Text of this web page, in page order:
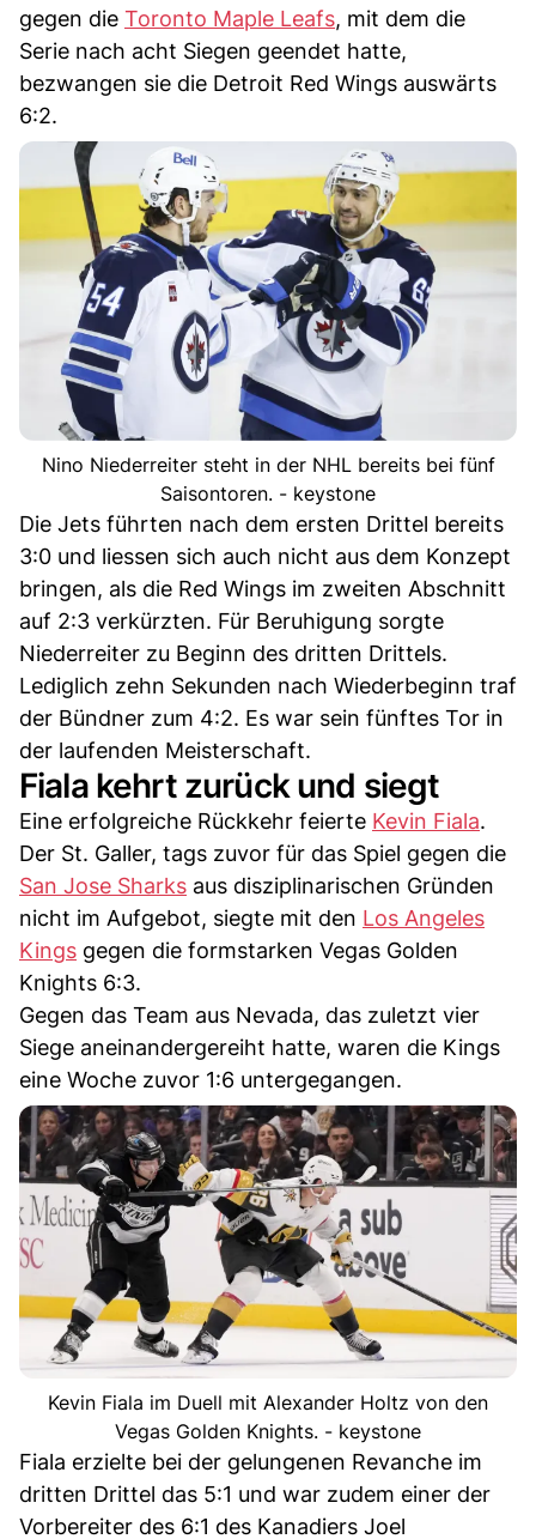
gegen die Toronto Maple Leafs, mit dem die
Serie nach acht Siegen geendet hatte,
bezwangen sie die Detroit Red Wings auswärts
6:2.
Nino Niederreiter steht in der NHL bereits bei fünf
Saisontoren. - keystone
Die Jets führten nach dem ersten Drittel bereits
3:0 und liessen sich auch nicht aus dem Konzept
bringen, als die Red Wings im zweiten Abschnitt
auf 2:3 verkürzten. Für Beruhigung sorgte
Niederreiter zu Beginn des dritten Drittels.
Lediglich zehn Sekunden nach Wiederbeginn traf
der Bündner zum 4:2. Es war sein fünftes Tor in
der laufenden Meisterschaft.
Fiala kehrt zurück und siegt
Eine erfolgreiche Rückkehr feierte Kevin Fiala.
Der St. Galler, tags zuvor für das Spiel gegen die
San Jose Sharks aus disziplinarischen Gründen
nicht im Aufgebot, siegte mit den Los Angeles
Kings gegen die formstarken Vegas Golden
Knights 6:3.
Gegen das Team aus Nevada, das zuletzt vier
Siege aneinandergereiht hatte, waren die Kings
eine Woche zuvor 1:6 untergegangen.
Kevin Fiala im Duell mit Alexander Holtz von den
Vegas Golden Knights. - keystone
Fiala erzielte bei der gelungenen Revanche im
dritten Drittel das 5:1 und war zudem einer der
Vorbereiter des 6:1 des Kanadiers Joel